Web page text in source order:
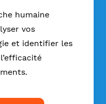
humaine
vos
et identifier les